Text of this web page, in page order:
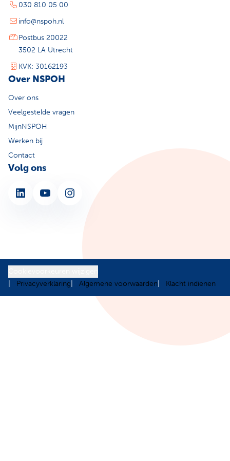
030 810 05 00
info@nspoh.nl
Postbus 20022
3502 LA Utrecht
KVK: 30162193
Over NSPOH
Over ons
Veelgestelde vragen
MijnNSPOH
Werken bij
Contact
Volg ons
LinkedIn YouTube Instagram
Privacyverklaring
Algemene voorwaarden Klacht indienen